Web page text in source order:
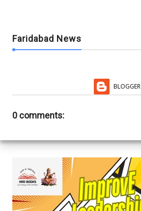
Faridabad News
BLOGGER
0 comments: